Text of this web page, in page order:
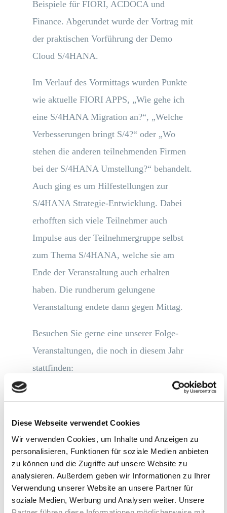
Diese Webseite verwendet Cookies
Wir verwenden Cookies, um Inhalte und Anzeigen zu
personalisieren, Funktionen für soziale Medien anbieten
zu können und die Zugriffe auf unsere Website zu
analysieren. Außerdem geben wir Informationen zu Ihrer
Verwendung unserer Website an unsere Partner für
soziale Medien, Werbung und Analysen weiter. Unsere
Beispiele für FIORI, ACDOCA und
Finance. Abgerundet wurde der Vortrag mit
der praktischen Vorführung der Demo
Cloud S/4HANA.
Im Verlauf des Vormittags wurden Punkte
wie aktuelle FIORI APPS, „Wie gehe ich
eine S/4HANA Migration an?“, „Welche
Verbesserungen bringt S/4?“ oder „Wo
stehen die anderen teilnehmenden Firmen
bei der S/4HANA Umstellung?“ behandelt.
Auch ging es um Hilfestellungen zur
S/4HANA Strategie-Entwicklung. Dabei
erhofften sich viele Teilnehmer auch
Impulse aus der Teilnehmergruppe selbst
zum Thema S/4HANA, welche sie am
Ende der Veranstaltung auch erhalten
haben. Die rundherum gelungene
Veranstaltung endete dann gegen Mittag.
Besuchen Sie gerne eine unserer Folge-
Veranstaltungen, die noch in diesem Jahr
stattfinden:
eines S/4 Business Case etc.
05.11.2019 » In Vorbereitung: FIORI
3.0 (Neue Funktionalitäten)
Näheres zu den Inhalten erfahren Sie in